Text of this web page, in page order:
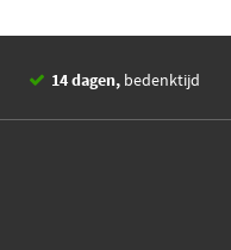
14 dagen, bedenktijd